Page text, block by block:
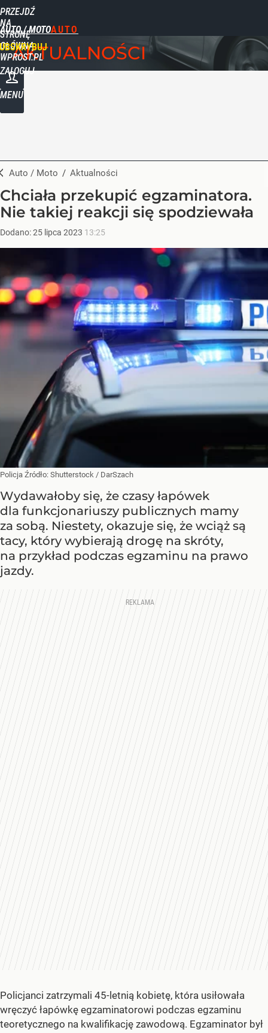
PRZEJDŹ
NA
STRONĘ
GŁÓWNĄ
WPROST.PL
AUTO / MOTO
ZALOGUJ
MENU
AKTUALNOŚCI
Auto / Moto / Aktualności
Chciała przekupić egzaminatora.
Nie takiej reakcji się spodziewała
Dodano:25 lipca 2023 13:25
Policja Źródło: Shutterstock / DarSzach
Wydawałoby się, że czasy łapówek
dla funkcjonariuszy publicznych mamy
za sobą. Niestety, okazuje się, że wciąż są
tacy, który wybierają drogę na skróty,
na przykład podczas egzaminu na prawo
jazdy.
Policjanci zatrzymali 45-letnią kobietę, która usiłowała
wręczyć łapówkę egzaminatorowi podczas egzaminu
teoretycznego na kwalifikację zawodową. Egzaminator był